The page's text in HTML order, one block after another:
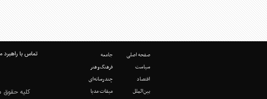
صفحه اصلی
سیاست
اقتصاد
بین‌الملل
جامعه
فرهنگ‌وهنر
چندرسانه‌ای
میقات مدیا
تماس با راهبرد
کلیه حقوق